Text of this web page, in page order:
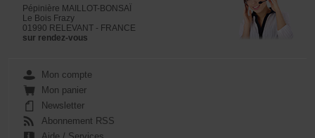
Pépinière MAILLOT-BONSAÏ
Le Bois Frazy
01990 RELEVANT - FRANCE
sur rendez-vous
Mon compte
Mon panier
Newsletter
Abonnement RSS